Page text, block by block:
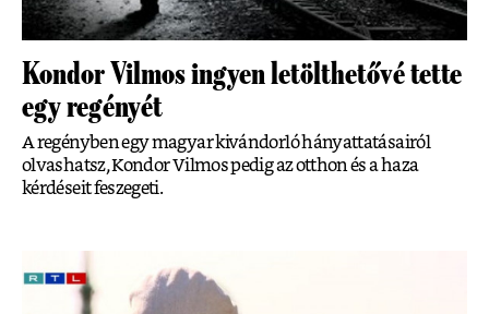
Kondor Vilmos ingyen letölthetővé tette
egy regényét
A regényben egy magyar kivándorló hányattatásairól
olvashatsz, Kondor Vilmos pedig az otthon és a haza
kérdéseit feszegeti.